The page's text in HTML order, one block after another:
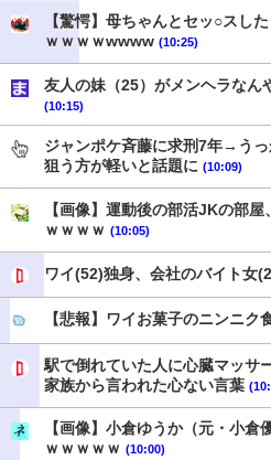
【驚愕】母ちゃんとセッ○スし
ｗｗｗｗwwww (10:25)
友人の妹（25）がメンヘラな
(10:15)
ジャンポケ斉藤に求刑7年→う
狙う方が軽いと話題に (10:09)
【画像】運動後の部活JKの部
ｗｗｗｗ (10:05)
ワイ(52)独身、会社のバイト女
【悲報】ワイお菓子のニンニク
駅で倒れていた人に心臓マッサ
家族から言われた心ない言葉
【画像】小倉ゆうか（元・小
ｗｗｗｗｗ (10:00)